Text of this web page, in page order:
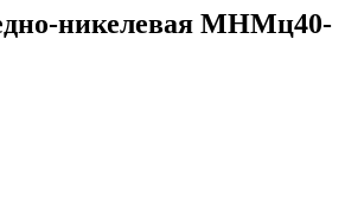
никелевая МНМц40-